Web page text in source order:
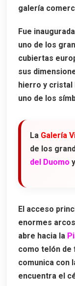
galería
Fue
uno de los
cubiertas
sus
hierro y cristal
uno de los
La Galería
de los
del Duomo
El acceso
enormes
abre hacia la
como telón de
comunica con
encuentra el